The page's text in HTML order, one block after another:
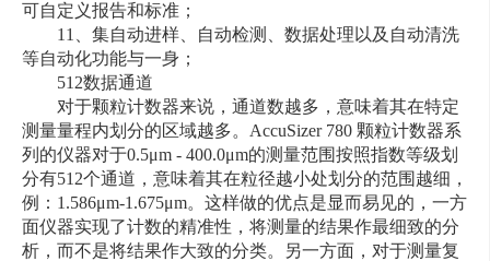
可自定义报告和标准；
11、集自动进样、自动检测、数据处理以及自动清洗
等自动化功能与一身；
512数据通道
对于颗粒计数器来说，通道数越多，意味着其在特定
测量量程内划分的区域越多。AccuSizer 780 颗粒计数器系
列的仪器对于0.5μm - 400.0μm的测量范围按照指数等级划
分有512个通道，意味着其在粒径越小处划分的范围越细，
例：1.586μm-1.675μm。这样做的优点是显而易见的，一方
面仪器实现了计数的精准性，将测量的结果作最细致的分
析，而不是将结果作大致的分类。另一方面，对于测量复